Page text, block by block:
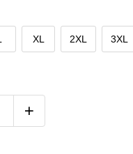
XL 2XL 3XL